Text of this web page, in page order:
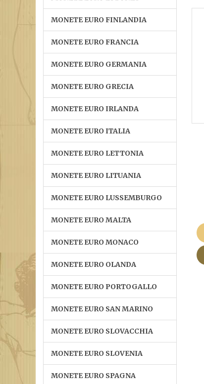
MONETE EURO FINLANDIA
MONETE EURO FRANCIA
MONETE EURO GERMANIA
MONETE EURO GRECIA
MONETE EURO IRLANDA
MONETE EURO ITALIA
MONETE EURO LETTONIA
MONETE EURO LITUANIA
MONETE EURO LUSSEMBURGO
MONETE EURO MALTA
MONETE EURO MONACO
MONETE EURO OLANDA
MONETE EURO PORTOGALLO
MONETE EURO SAN MARINO
MONETE EURO SLOVACCHIA
MONETE EURO SLOVENIA
MONETE EURO SPAGNA